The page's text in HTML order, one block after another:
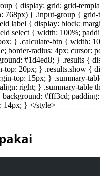
{ display: grid; grid-
768px) { .input-group { grid-
label { display: block;
select { width: 100%;
} .calculate-btn { width:
border-radius: 4px; cursor:
#1d4ed8; } .results {
top: 20px; } .results.show {
top: 15px; } .summary-
right; } .summary-table
background: #fff3cd;
14px; } </style>